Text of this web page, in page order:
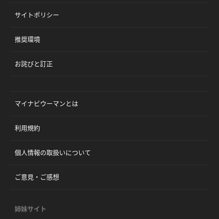
サイトポリシー
推奨環境
お詫びと訂正
マイナビウーマンとは
利用規約
個人情報の取扱いについて
ご意見・ご感想
姉妹サイト